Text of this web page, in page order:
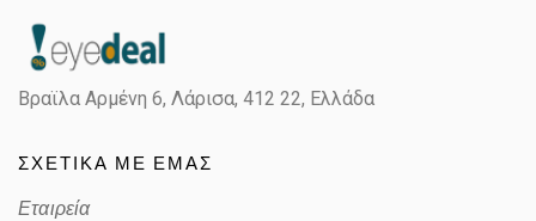
Βραϊλα Αρμένη 6, Λάρισα, 412 22, Ελλάδα
ΣΧΕΤΙΚΑ ΜΕ ΕΜΑΣ
Εταιρεία